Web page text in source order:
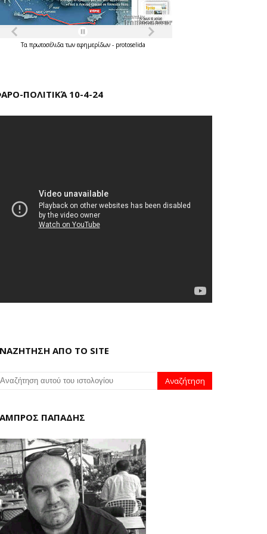
Τα πρωτοσέλιδατων εφημερίδων - protoselida
ΠΟΛΙΤΙΚΆ 10-4-24
ΑΠΟ ΤΟ SITE
ΠΑΠΑΔΗΣ